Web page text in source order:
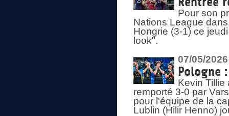
Pour son
Nations League
Hongrie (3-1) ce
look".
07/05/2026
Pologne
Kevin Tillie
remporté 3-0 par
pour l'équipe de la
Lublin (Hilir Henno)